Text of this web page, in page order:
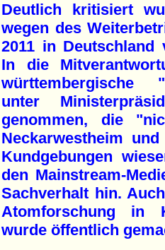
Deutlich kritisiert
wegen des
2011 in Deutschland
In die
württembergische
unter
genommen, die
Neckarwestheim
Kundgebungen
den Mainstream-
Sachverhalt hin.
Atomforschung in
wurde öffentlich